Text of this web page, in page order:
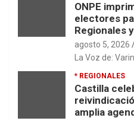
ONPE
electores
Regionales
agosto 5, 2026
La Voz de:
* REGIONALES
Castilla
amplia